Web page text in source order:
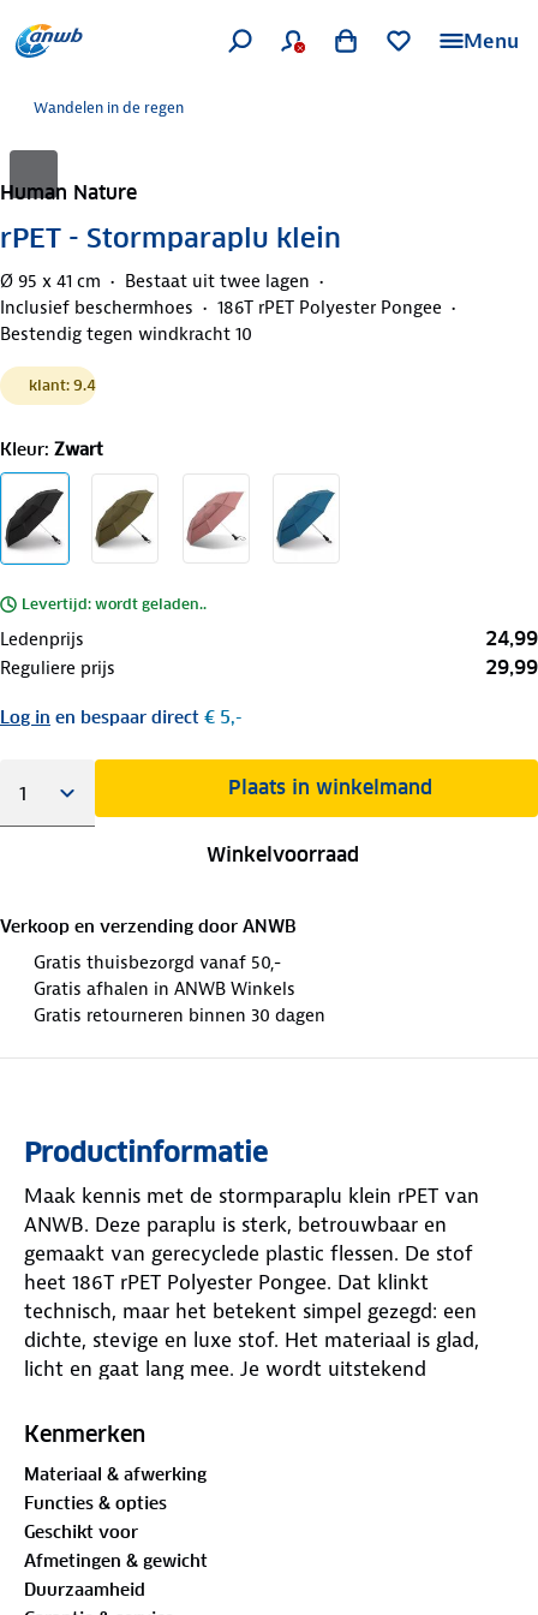
Menu
Wandelen in de regen
Human Nature
rPET - Stormparaplu klein
Ø 95 x 41 cm
Bestaat uit twee lagen
Inclusief beschermhoes
186T rPET Polyester Pongee
Bestendig tegen windkracht 10
klant: 9.4
Kleur: Zwart
Levertijd: wordt geladen..
Ledenprijs 24,99
Reguliere prijs 29,99
Log in en bespaar direct € 5,-
Plaats in winkelmand
Winkelvoorraad
Verkoop en verzending door ANWB
Gratis thuisbezorgd vanaf 50,-
Gratis afhalen in ANWB Winkels
Gratis retourneren binnen 30 dagen
Productinformatie
Maak kennis met de stormparaplu klein rPET van
ANWB. Deze paraplu is sterk, betrouwbaar en
gemaakt van gerecyclede plastic flessen. De stof
heet 186T rPET Polyester Pongee. Dat klinkt
technisch, maar het betekent simpel gezegd: een
dichte, stevige en luxe stof. Het materiaal is glad,
licht en gaat lang mee. Je wordt uitstekend
Dankzij de dubbele laag kan de wind erdoorheen
waaien. Daardoor houdt hij het zelfs vol bij
windkracht 10. Het stevige mechanisme zorgt ervoor
dat hij je niet in de steek laat. Met een diameter van
95 cm en een lengte van 41 cm blijf je goed droog.
Kenmerken
Materiaal & afwerking
Functies & opties
Geschikt voor
Afmetingen & gewicht
Duurzaamheid